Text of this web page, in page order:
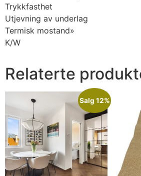
Trykkfasthet
Utjevning av
Termisk mostand»
K/W
Relaterte
Salg 12%